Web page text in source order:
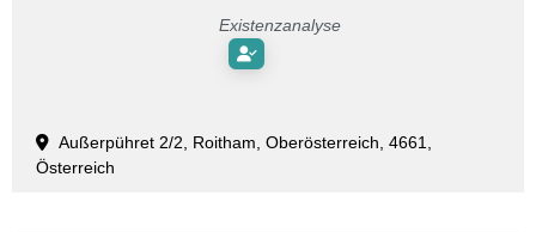
Existenzanalyse
Außerpühret 2/2, Roitham, Oberösterreich, 4661,
Österreich